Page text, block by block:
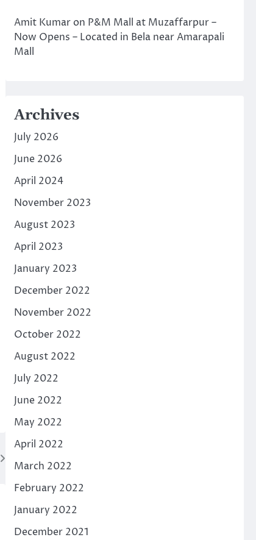
Amit Kumaron P&M Mall at Muzaffarpur –
Now Opens – Located in Bela near Amarapali
Mall
Archives
July 2026
June 2026
April 2024
November 2023
August 2023
April 2023
January 2023
December 2022
November 2022
October 2022
August 2022
July 2022
June 2022
May 2022
April 2022
March 2022
February 2022
January 2022
December 2021